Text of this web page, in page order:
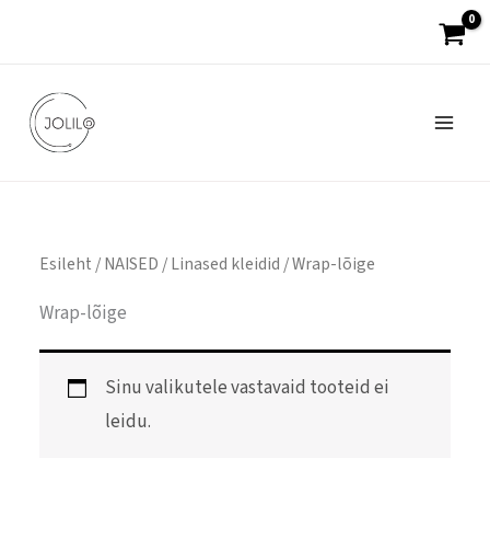
Esileht /NAISED /Linased kleidid / Wrap-lõige
Wrap-lõige
Sinu valikutele vastavaid tooteid ei
leidu.